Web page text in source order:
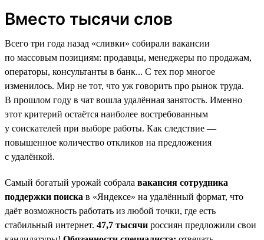
Вместо тысячи слов
Всего три года назад «сливки» собирали вакансии
по массовым позициям: продавцы, менеджеры по продажам,
операторы, консультанты в банк... С тех пор многое
изменилось. Мир не тот, что уж говорить про рынок труда.
В прошлом году в чат вошла удалённая занятость. Именно
этот критерий остаётся наиболее востребованным
у соискателей при выборе работы. Как следствие —
повышенное количество откликов на предложения
с удалёнкой.
Самый богатый урожай собрала вакансия сотрудника
поддержки поиска в «Яндексе» на удалённый формат, что
даёт возможность работать из любой точки, где есть
стабильный интернет. 47,7 тысячи россиян предложили свои